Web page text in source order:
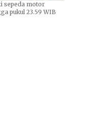
sepeda motor
pukul 23.59 WIB